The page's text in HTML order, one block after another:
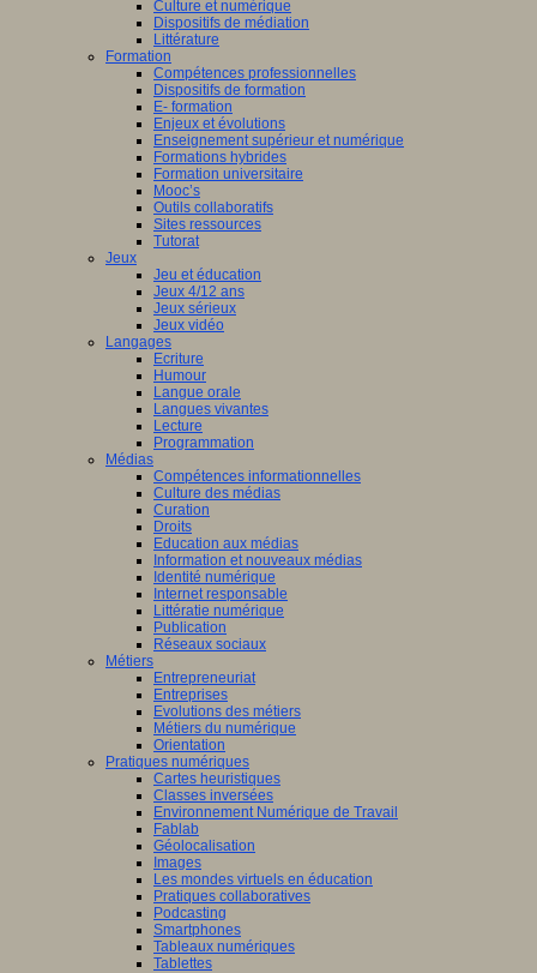
Culture et numérique
Dispositifs de médiation
Littérature
Formation
Compétences professionnelles
Dispositifs de formation
E- formation
Enjeux et évolutions
Enseignement supérieur et numérique
Formations hybrides
Formation universitaire
Mooc’s
Outils collaboratifs
Sites ressources
Tutorat
Jeux
Jeu et éducation
Jeux 4/12 ans
Jeux sérieux
Jeux vidéo
Langages
Ecriture
Humour
Langue orale
Langues vivantes
Lecture
Programmation
Médias
Compétences informationnelles
Culture des médias
Curation
Droits
Education aux médias
Information et nouveaux médias
Identité numérique
Internet responsable
Littératie numérique
Publication
Réseaux sociaux
Métiers
Entrepreneuriat
Entreprises
Evolutions des métiers
Métiers du numérique
Orientation
Pratiques numériques
Cartes heuristiques
Classes inversées
Environnement Numérique de Travail
Fablab
Géolocalisation
Images
Les mondes virtuels en éducation
Pratiques collaboratives
Podcasting
Smartphones
Tableaux numériques
Tablettes